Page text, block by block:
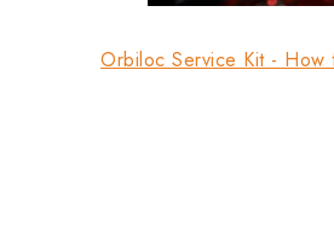
Orbiloc Service Kit - How